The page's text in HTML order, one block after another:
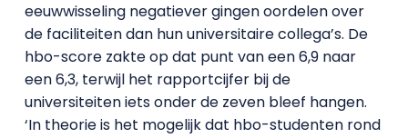
eeuwwisseling negatiever gingen oordelen over
de faciliteiten dan hun universitaire collega’s. De
hbo-score zakte op dat punt van een 6,9 naar
een 6,3, terwijl het rapportcijfer bij de
universiteiten iets onder de zeven bleef hangen.
‘In theorie is het mogelijk dat hbo-studenten rond